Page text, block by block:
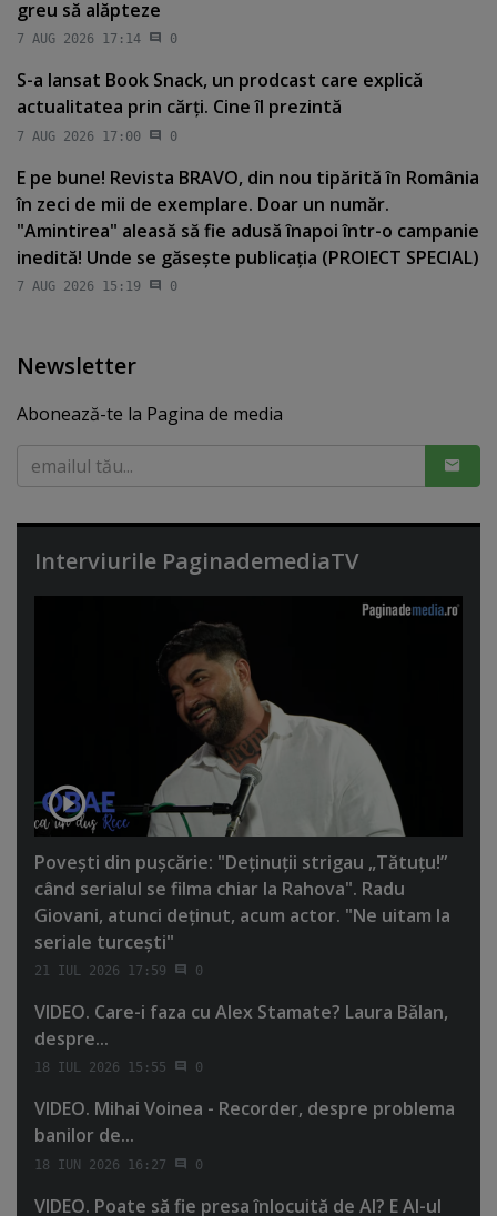
greu să alăpteze
7 AUG 2026 17:14 0
S-a lansat Book Snack, un prodcast care explică
actualitatea prin cărţi. Cine îl prezintă
7 AUG 2026 17:00 0
E pe bune! Revista BRAVO, din nou tipărită în România
în zeci de mii de exemplare. Doar un număr.
"Amintirea" aleasă să fie adusă înapoi într-o campanie
inedită! Unde se găseşte publicaţia (PROIECT SPECIAL)
7 AUG 2026 15:19 0
Newsletter
Abonează-te la Pagina de media
Interviurile PaginademediaTV
Poveşti din puşcărie: "Deţinuţii strigau „Tătuţu!”
când serialul se filma chiar la Rahova". Radu
Giovani, atunci deţinut, acum actor. "Ne uitam la
seriale turceşti"
21 IUL 2026 17:59 0
VIDEO. Care-i faza cu Alex Stamate? Laura Bălan,
despre...
18 IUL 2026 15:55 0
VIDEO. Mihai Voinea - Recorder, despre problema
banilor de...
18 IUN 2026 16:27 0
VIDEO. Poate să fie presa înlocuită de AI? E AI-ul